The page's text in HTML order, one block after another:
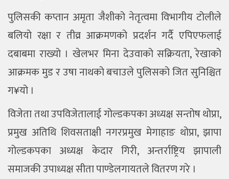
पुलिसकी कप्तान अमृता जैशीको नेतृत्वमा विभागीय टोलीले
बलियो रक्षा र तीव्र आक्रमणको प्रदर्शन गर्दै एपिएफलाई
दबाबमा राख्यो । खेलभर मिना देउवाको सक्रियता, रेखाको
आक्रमक मुड र उषा नाथको बचाउले पुलिसको जित सुनिश्चित
ग¥यो ।
विजेता तथा उपविजेतालाई गोल्डकपका अध्यक्ष सन्तोष थोप्रा,
प्रमुख अतिथि शिवसताक्षी नगरप्रमुख मेगाहाङ थोप्रा, झापा
गोल्डकपका अध्यक्ष केदार गिरी, अन्तर्राष्ट्रिय झापाली
समाजकी उपाध्यक्ष सीता पाण्डेलगायतले वितरण गरे ।